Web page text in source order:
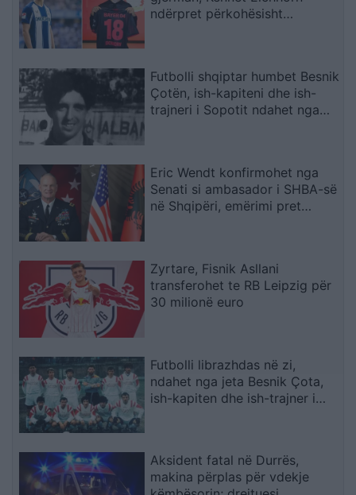
ndërpret përkohësisht
Futbolli shqiptar humbet Besnik
Çotën, ish-kapiteni dhe ish-
trajneri i Sopotit ndahet nga
Eric Wendt konfirmohet nga
Senati si ambasador i SHBA-së
në Shqipëri, emërimi pret
Zyrtare, Fisnik Asllani
transferohet te RB Leipzig për
30 milionë euro
Futbolli librazhdas në zi,
ndahet nga jeta Besnik Çota,
ish-kapiten dhe ish-trajner i
Aksident fatal në Durrës,
makina përplas për vdekje